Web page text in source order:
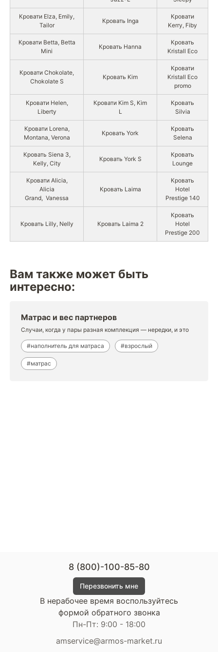
Кровати Elza, Emily,
Tailor
Кровать Inga
Кровати
Kerry, Fiby
Кровати Betta, Betta
Mini
Кровать Hanna
Кровать
Kristall Eco
Кровати Chokolate,
Chokolate S
Кровать Kim
Кровати
Kristall Eco
promo
Кровати Helen,
Liberty
Кровати Kim S, Kim
L
Кровать
Silvia
Кровати Lorena,
Montana, Verona
Кровать York
Кровать
Selena
Кровать Siena 3,
Kelly, City
Кровать York S
Кровать
Lounge
Кровати Alicia,
Alicia
Grand, Vanessa
Кровать Laima
Кровать
Hotel
Prestige 140
Кровать Lilly, Nelly Кровать Laima 2
Кровать
Hotel
Prestige 200
Вам также может быть
интересно:
Матрас и вес партнеров
Случаи, когда у пары разная комплекция — нередки, и это
#наполнитель для матраса #взрослый
#матрас
8 (800)-100-85-80
Перезвонить мне
В нерабочее время воспользуйтесь
формой обратного звонка
Пн-Пт: 9:00 - 18:00
amservice@armos-market.ru